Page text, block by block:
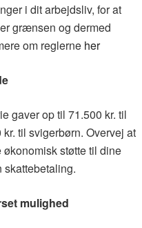
i dit arbejdsliv, for at
grænsen og dermed
om reglerne her
gaver op til 71.500 kr. til
til svigerbørn. Overvej at
støtte til dine
mulighed